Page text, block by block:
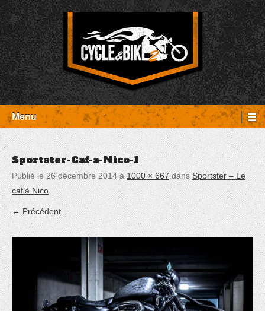
Aller
au
contenu
Cycle et Bike
Entretien Harley-Davidson, préparation et custom, boutique, pièces
détachées Rambouillet
Menu
Sportster-Caf-a-Nico-1
Publié le 26 décembre 2014à1000 × 667dansSportster – Le
caf’à Nico
← Précédent
Panneau de gestion des cookies